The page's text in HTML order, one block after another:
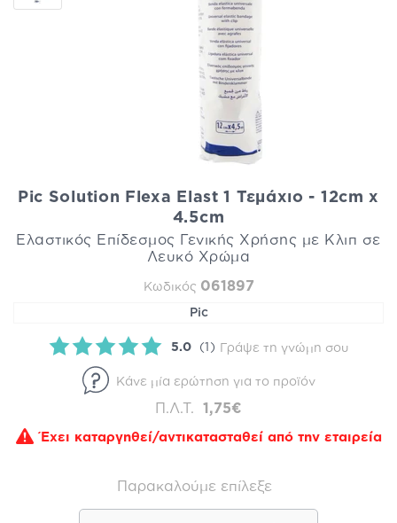
Pic Solution Flexa Elast 1 Τεμάχιο - 12cm x
4.5cm
Ελαστικός Επίδεσμος Γενικής Χρήσης με Κλιπ σε
Λευκό Χρώμα
Κωδικός 061897
Pic
5.0 (1) Γράψε τη γνώμη σου
Κάνε μία ερώτηση για το προϊόν
Π.Λ.Τ. 1,75€
Έχει καταργηθεί/αντικατασταθεί από την εταιρεία
Παρακαλούμε επίλεξε